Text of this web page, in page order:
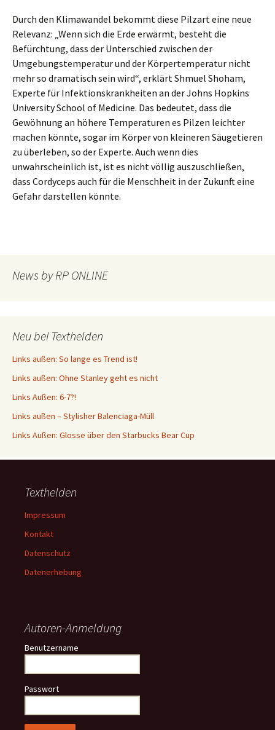
Durch den Klimawandel bekommt diese Pilzart eine neue
Relevanz: „Wenn sich die Erde erwärmt, besteht die
Befürchtung, dass der Unterschied zwischen der
Umgebungstemperatur und der Körpertemperatur nicht
mehr so dramatisch sein wird“, erklärt Shmuel Shoham,
Experte für Infektionskrankheiten an der Johns Hopkins
University School of Medicine. Das bedeutet, dass die
Gewöhnung an höhere Temperaturen es Pilzen leichter
machen könnte, sogar im Körper von kleineren Säugetieren
zu überleben, so der Experte. Auch wenn dies
unwahrscheinlich ist, ist es nicht völlig auszuschließen,
dass Cordyceps auch für die Menschheit in der Zukunft eine
Gefahr darstellen könnte.
News by RP ONLINE
Neu bei Texthelden
Links außen: So lange es Trend ist!
Links außen: Ohne Stanley geht es nicht
Links Außen: 6-7?!
Links außen – Stylisher Balenciaga-Müll
Links Außen: Glosse über den Starbucks Bear Cup
Texthelden
Impressum
Kontakt
Datenschutz
Datenerhebung
Autoren-Anmeldung
Benutzername
Passwort